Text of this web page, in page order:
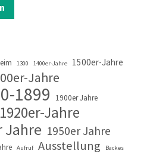
1300 1400er-Jahre 1500er-Jahre
Jahre
1899 1900er Jahre
1920er-Jahre
Jahre 1950er Jahre
Aufruf Ausstellung Backes